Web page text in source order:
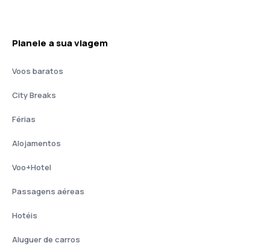
Planeie a sua viagem
Voos baratos
City Breaks
Férias
Alojamentos
Voo+Hotel
Passagens aéreas
Hotéis
Aluguer de carros